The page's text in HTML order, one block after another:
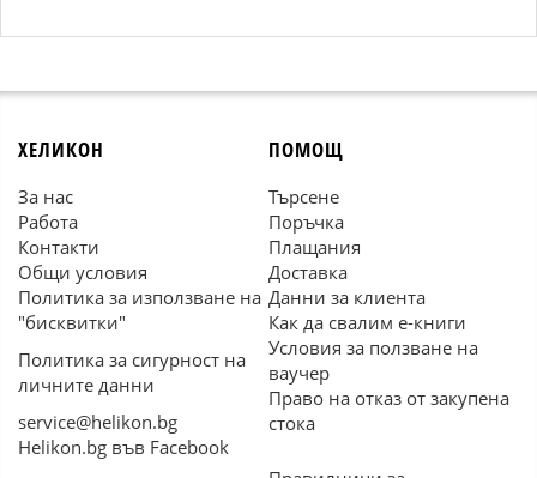
ХЕЛИКОН
За нас
Работа
Контакти
Общи условия
Политика за използване на
"бисквитки"
Политика за сигурност на
личните данни
service@helikon.bg
Helikon.bg във Facebook
ПОМОЩ
Търсене
Поръчка
Плащания
Доставка
Данни за клиента
Как да свалим е-книги
Условия за ползване на
ваучер
Право на отказ от закупена
стока